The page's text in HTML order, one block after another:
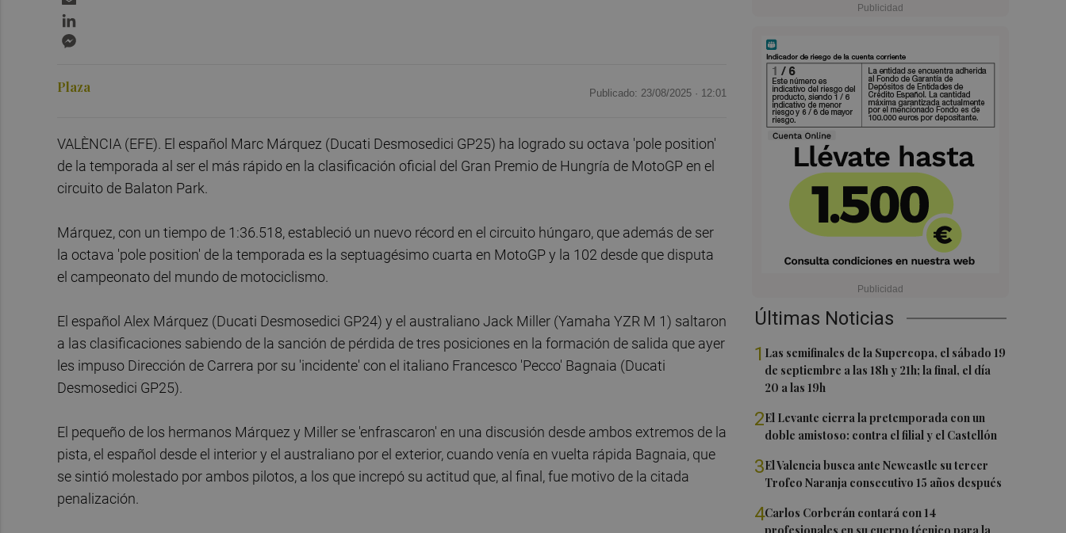
Últimas Noticias
1 Las semifinales de la Supercopa, el sábado 19
de septiembre a las 18h y 21h; la final, el día
20 a las 19h
2El Levante cierra la pretemporada con un
doble amistoso: contra el filial y el Castellón
3El Valencia busca ante Newcastle su tercer
Trofeo Naranja consecutivo 15 años después
4Carlos Corberán contará con 14
Plaza Publicado: 23/08/2025 · 12:01
VALÈNCIA (EFE). El español Marc Márquez (Ducati Desmosedici GP25) ha logrado su octava 'pole position'
de la temporada al ser el más rápido en la clasificación oficial del Gran Premio de Hungría de MotoGP en el
circuito de Balaton Park.
Márquez, con un tiempo de 1:36.518, estableció un nuevo récord en el circuito húngaro, que además de ser
la octava 'pole position' de la temporada es la septuagésimo cuarta en MotoGP y la 102 desde que disputa
el campeonato del mundo de motociclismo.
El español Alex Márquez (Ducati Desmosedici GP24) y el australiano Jack Miller (Yamaha YZR M 1) saltaron
a las clasificaciones sabiendo de la sanción de pérdida de tres posiciones en la formación de salida que ayer
les impuso Dirección de Carrera por su 'incidente' con el italiano Francesco 'Pecco' Bagnaia (Ducati
Desmosedici GP25).
El pequeño de los hermanos Márquez y Miller se 'enfrascaron' en una discusión desde ambos extremos de la
pista, el español desde el interior y el australiano por el exterior, cuando venía en vuelta rápida Bagnaia, que
se sintió molestado por ambos pilotos, a los que increpó su actitud que, al final, fue motivo de la citada
penalización.